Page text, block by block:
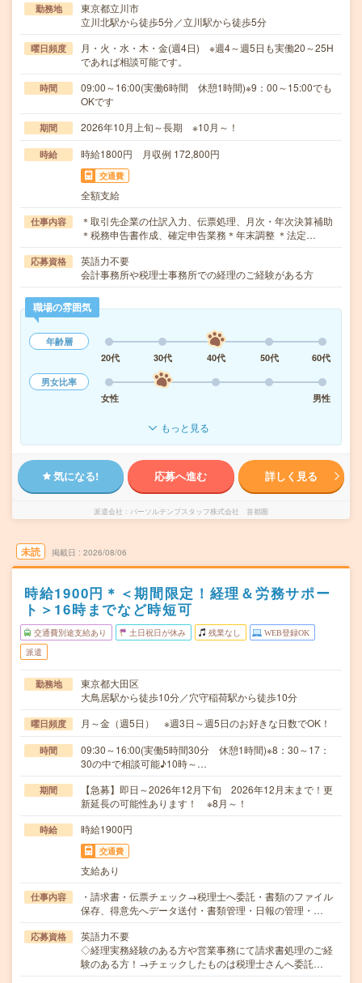
勤務地
東京都立川市
立川北駅から徒歩5分／立川駅から徒歩5分
曜日頻度
月・火・水・木・金(週4日) ※週4～週5日も実働20～25H
であれば相談可能です。
時間
09:00～16:00(実働6時間 休憩1時間)※9：00～15:00でも
OKです
期間 2026年10月上旬～長期 ※10月～！
時給 時給1800円 月収例 172,800円
交通費
全額支給
仕事内容
＊取引先企業の仕訳入力、伝票処理、月次・年次決算補助
＊税務申告書作成、確定申告業務＊年末調整 ＊法定…
応募資格
英語力不要
会計事務所や税理士事務所での経理のご経験がある方
職場の雰囲気
年齢層
20代
30代 40代 50代
60代
男女比率
女性
男性
もっと見る
気になる! 応募へ進む 詳しく見る
派遣会社 パーソルテンプスタッフ株式会社 首都圏
未読 掲載日 2026/08/06
時給1900円＊＜期間限定！経理＆労務サポー
ト＞16時までなど時短可
交通費別途支給あり 土日祝日が休み 残業なし WEB登録OK
派遣
勤務地
東京都大田区
大鳥居駅から徒歩10分／穴守稲荷駅から徒歩10分
曜日頻度 月～金（週5日） ※週3日～週5日のお好きな日数でOK！
時間
09:30～16:00(実働5時間30分 休憩1時間)※8：30～17：
30の中で相談可能♪10時～…
期間
【急募】即日～2026年12月下旬 2026年12月末まで！更
新延長の可能性あります！ ※8月～！
時給 時給1900円
交通費
支給あり
仕事内容
・請求書・伝票チェック→税理士へ委託・書類のファイル
保存、得意先へデータ送付・書類管理・日報の管理・…
応募資格
英語力不要
◇経理実務経験のある方や営業事務にて請求書処理のご経
験のある方！→チェックしたものは税理士さんへ委託…